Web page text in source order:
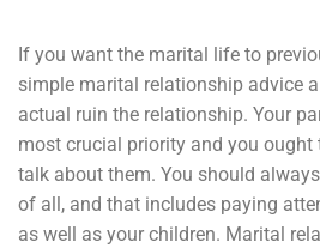
If you want the marital life to
simple marital relationship advice
actual ruin the relationship. Your
most crucial priority and you ought
talk about them. You should
of all, and that includes paying
as well as your children. Marital